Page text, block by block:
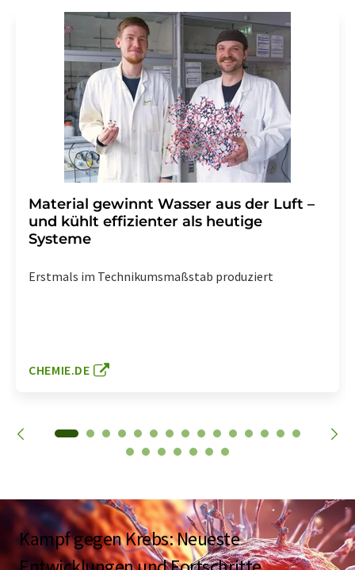
Material gewinnt Wasser aus der Luft –
und kühlt effizienter als heutige
Systeme
Erstmals im Technikumsmaßstab produziert
CHEMIE.DE
Kampf gegen Krebs: Neueste